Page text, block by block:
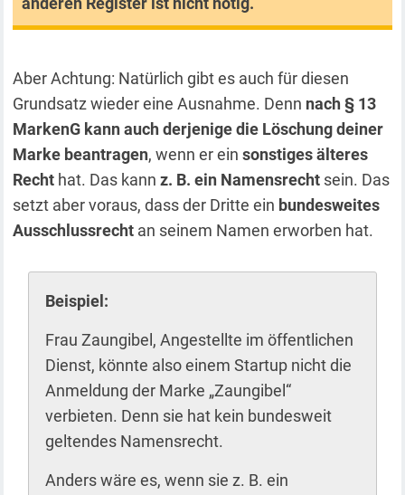
Aber Achtung: Natürlich gibt es auch für diesen
Grundsatz wieder eine Ausnahme. Denn nach § 13
MarkenG kann auch derjenige die Löschung deiner
Marke beantragen, wenn er einsonstiges älteres
Recht hat. Das kannz. B. ein Namensrecht sein. Das
setzt aber voraus, dass der Dritte ein bundesweites
Ausschlussrecht an seinem Namen erworben hat.
Beispiel:
Frau Zaungibel, Angestellte im öffentlichen
Dienst, könnte also einem Startup nicht die
Anmeldung der Marke „Zaungibel“
verbieten. Denn sie hat kein bundesweit
geltendes Namensrecht.
Anders wäre es, wenn sie z. B. ein